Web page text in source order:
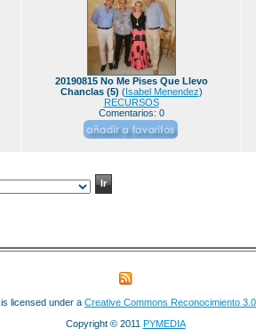
20190815 No Me Pises Que Llevo
Chanclas (5) (Isabel Menendez)
RECURSOS
Comentarios: 0
is licensed under a Creative Commons Reconocimiento
Copyright © 2011 PYMEDIA